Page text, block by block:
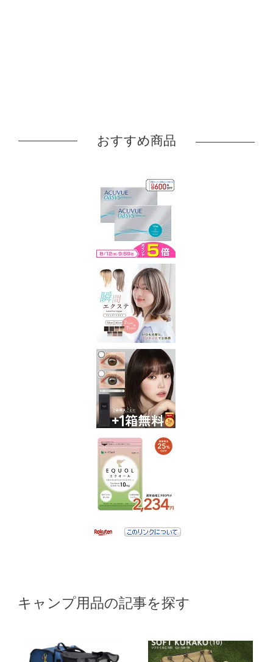
おすすめ商品
キャンプ用品の記事を探す